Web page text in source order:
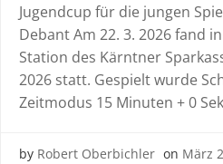
Jugendcup für die jungen
Debant Am 22. 3. 2026 fand
Station des Kärntner
2026 statt. Gespielt wurde
Zeitmodus 15 Minuten + 0
by Robert Oberbichler on März